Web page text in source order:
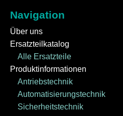
Navigation
Über uns
Ersatzteilkatalog
Alle Ersatzteile
Produktinformationen
Antriebstechnik
Automatisierungstechnik
Sicherheitstechnik